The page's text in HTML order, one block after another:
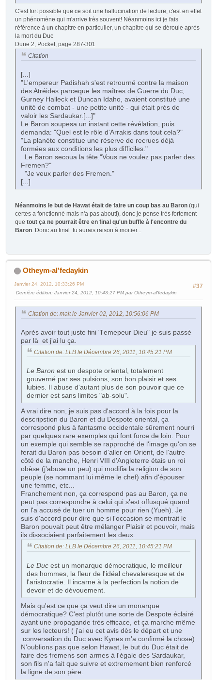
C'est fort possible que ce soit une hallucination de lecture, c'est en effet
un phénomène qui m'arrive très souvent! Néanmoins ici je fais
référence à un chapitre en particulier, un chapitre qui se déroule après
la mort du Duc
Dune 2, Pocket, page 287-301
Citation
[...]
"L'empereur Padishah s'est retrourné contre la maison
des Atréides parceque les maîtres de Guerre du Duc,
Gurney Halleck et Duncan Idaho, avaient constitué une
unité de combat - une petite unité - qui était près de
valoir les Sardaukar.[...]"
Le Baron soupesa un instant cette révélation, puis
demanda: "Quel est le rôle d'Arrakis dans tout cela?"
"La planète constitue une réserve de recrues déjà
formées aux conditions les plus difficiles."
Le Baron secoua la tête."Vous ne voulez pas parler des
Fremen?"
"Je veux parler des Fremen."
[...]
Néanmoins le but de Hawat était de faire un coup bas au Baron (qui
certes a fonctionné mais n'a pas abouti), donc je pense très fortement
que tout ça ne pourrait être en final qu'un buffle à l'encontre du
Baron. Donc au final tu aurais raison à moitier...
Otheym-al'fedaykin
#37
Janvier 24, 2012, 10:33:26 PM
Dernière édition: Janvier 24, 2012, 10:43:27 PM par Otheym-al'fedaykin
Citation de: mait le Janvier 02, 2012, 10:56:06 PM
Après avoir tout juste fini "l'emepeur Dieu" je suis passé
par là et j'ai lu ça.
Citation de: LLB le Décembre 26, 2011, 10:45:21 PM
Le Baron est un despote oriental, totalement
gouverné par ses pulsions, son bon plaisir et ses
lubies. Il abuse d'autant plus de son pouvoir que ce
dernier est sans limites "ab-solu".
A vrai dire non, je suis pas d'accord à la fois pour la
descripstion du Baron et du Despote oriental, ça
correspond plus à fantasme occidentale sûrement nourri
par quelques rare exemples qui font force de loin. Pour
un exemple qui semble se rapproché de l'image qu'on se
ferait du Baron pas besoin d'aller en Orient, de l'autre
côté de la manche, Henri VIII d'Angleterre étais un roi
obèse (j'abuse un peu) qui modifia la religion de son
peuple (se nommant lui même le chef) afin d'épouser
une femme, etc...
Franchement non, ça correspond pas au Baron, ça ne
peut pas correspondre à celui qui s'est offusqué quand
on l'a accusé de tuer un homme pour rien (Yueh). Je
suis d'accord pour dire que si l'occasion se montrait le
Baron pouvait peut être mélanger Plaisir et pouvoir, mais
ils dissociaient parfaitement les deux.
Citation de: LLB le Décembre 26, 2011, 10:45:21 PM
Le Duc est un monarque démocratique, le meilleur
des hommes, la fleur de l'idéal chevaleresque et de
l'aristocratie. Il incarne à la perfection la notion de
devoir et de dévouement.
Mais qu'est ce que ça veut dire un monarque
démocratique? C'est plutôt une sorte de Despote éclairé
ayant une propagande très efficace, et ça marche même
sur les lecteurs! ( j'ai eu cet avis dès le départ et une
conversation du Duc avec Kynes m'a confirmé la chose)
N'oublions pas que selon Hawat, le but du Duc était de
faire des fremens son armes à l'égale des Sardaukar,
son fils n'a fait que suivre et extremement bien renforcé
la ligne de son père.